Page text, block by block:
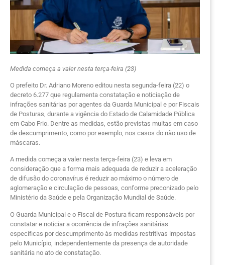
Medida começa a valer nesta terça-feira (23)
O prefeito Dr. Adriano Moreno editou nesta segunda-feira (22) o
decreto 6.277 que regulamenta constatação e noticiação de
infrações sanitárias por agentes da Guarda Municipal e por Fiscais
de Posturas, durante a vigência do Estado de Calamidade Pública
em Cabo Frio. Dentre as medidas, estão previstas multas em caso
de descumprimento, como por exemplo, nos casos do não uso de
máscaras.
A medida começa a valer nesta terça-feira (23) e leva em
consideração que a forma mais adequada de reduzir a aceleração
de difusão do coronavírus é reduzir ao máximo o número de
aglomeração e circulação de pessoas, conforme preconizado pelo
Ministério da Saúde e pela Organização Mundial de Saúde.
O Guarda Municipal e o Fiscal de Postura ficam responsáveis por
constatar e noticiar a ocorrência de infrações sanitárias
específicas por descumprimento às medidas restritivas impostas
pelo Município, independentemente da presença de autoridade
sanitária no ato de constatação.